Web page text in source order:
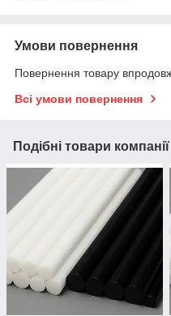
Умови повернення
Повернення товару
Всі умови повернення
Подібні товари компанії